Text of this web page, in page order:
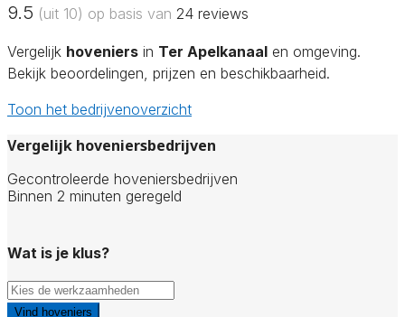
9.5 (uit 10) op basis van 24 reviews
Vergelijk hoveniers in Ter Apelkanaal en omgeving.
Bekijk beoordelingen, prijzen en beschikbaarheid.
Toon het bedrijvenoverzicht
Vergelijk hoveniersbedrijven
Gecontroleerde hoveniersbedrijven
Binnen 2 minuten geregeld
Wat is je klus?
Vind hoveniers